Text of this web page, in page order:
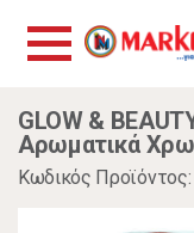
GLOW &
Αρωματικά
Κωδικός